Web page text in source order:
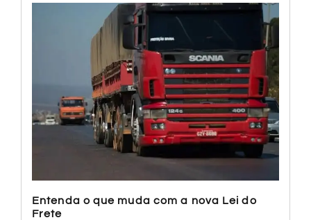
Entenda o que muda com a nova Lei do
Frete